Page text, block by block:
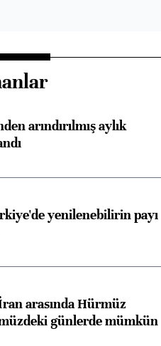
arındırılmış aylık
yenilenebilirin payı
arasında Hürmüz
günlerde mümkün